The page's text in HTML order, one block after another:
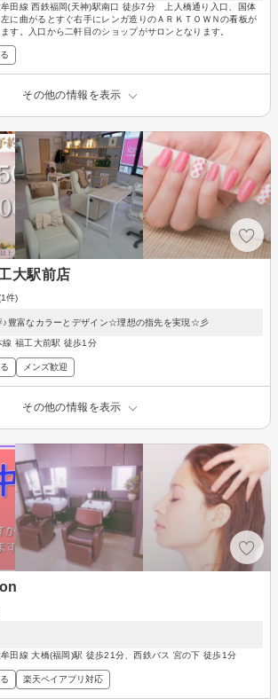
牟田線 西鉄福岡(天神)駅南口 徒歩7分 上人橋通り入口、国体
に曲がるとすぐ右手にレンガ造りのＡＲＫＴＯＷＮの看板が
す。入口から二軒目のショップがサロンとなります。
その他の情報を表示
大駅前店
件)
♪豊富なカラーとデザイン☆理想の指先を実現☆彡
線 福工大前駅 徒歩1分
メンズ歓迎
その他の情報を表示
田線 大橋(福岡)駅 徒歩21分、西鉄バス 宮の下 徒歩1分
楽天ペイアプリ対応